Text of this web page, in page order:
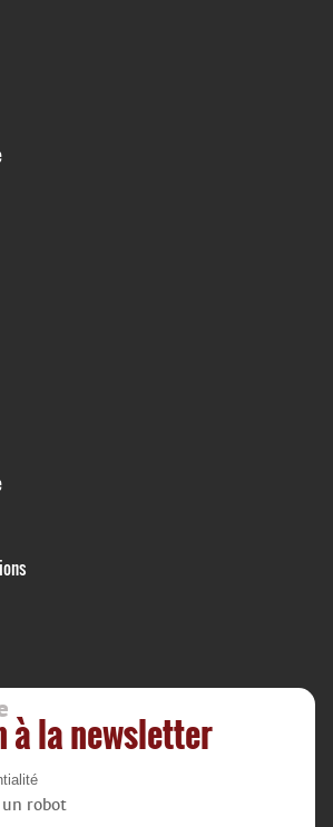
la newsletter
un robot